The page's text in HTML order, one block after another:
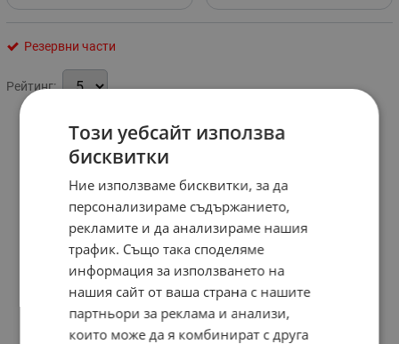
Резервни части
Рейтинг:
Този уебсайт използва
бисквитки
Ние използваме бисквитки, за да
персонализираме съдържанието,
рекламите и да анализираме нашия
трафик. Също така споделяме
информация за използването на
нашия сайт от ваша страна с нашите
партньори за реклама и анализи,
които може да я комбинират с друга